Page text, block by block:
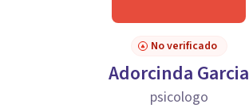
No verificado
Adorcinda Garcia
psicologo